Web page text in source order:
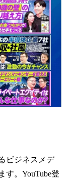
ビジネスメデ
す。YouTube登